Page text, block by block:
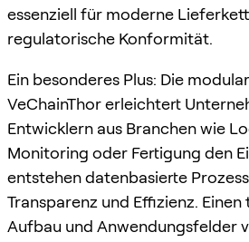
essenziell für moderne
regulatorische Konformität.
Ein besonderes Plus: Die
VeChainThor erleichtert
Entwicklern aus Branchen wie
Monitoring oder Fertigung den
entstehen datenbasierte
Transparenz und Effizienz.
Aufbau und Anwendungsfelder